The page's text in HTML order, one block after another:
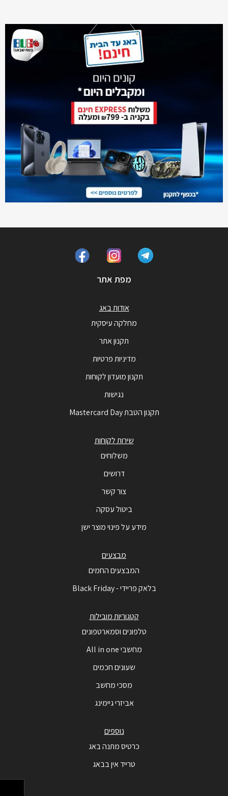
מפת אתר
אודות באג
מחלקה עיסקית
תקנון אתר
מדיניות פרטיות
תקנון מועדון לקוחות
נגישות
תקנון הטבת Mastercard Day
שירות לקוחות
משלוחים
דרושים
צור קשר
ביטול עסקה
מידע על פינוי מוצר ישן
מבצעים
המבצעים החמים
בלאק פריידי - Black Friday
קטגוריות מובילות
טלפונים וסמארטפונים
מחשבי All in one
שעונים חכמים
מסכי מחשב
אביזרי גיימינג
נוספים
כרטיס מתנה באג
טרייד אין בבאג